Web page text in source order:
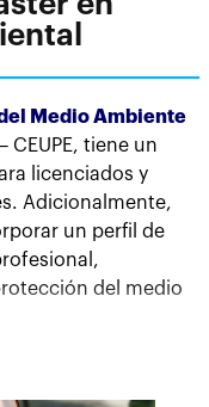
Medio Ambiente
CEUPE, tiene un
licenciados y
Adicionalmente,
un perfil de
del medio
lo cual